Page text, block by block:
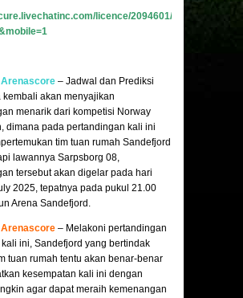
licence/2094601/v2/
=1
Arenascore – Jadwal dan Prediksi
kembali akan menyajikan
menarik dari kompetisi Norway
dimana pada pertandingan kali ini
tim tuan rumah Sandefjord
lawannya Sarpsborg 08,
tersebut akan digelar pada hari
2025, tepatnya pada pukul 21.00
Arena Sandefjord.
Arenascore – Melakoni pertandingan
ini, Sandefjord yang bertindak
tuan rumah tentu akan benar-benar
kesempatan kali ini dengan
agar dapat meraih kemenangan